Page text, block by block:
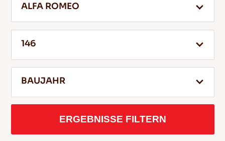
SERVICE & HILFE
ALFA ROMEO
146
BAUJAHR
ERGEBNISSE FILTERN